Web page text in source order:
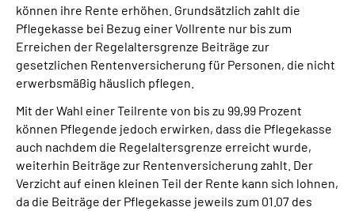
Online-Services
Suche
Language
Inhalte in Gebärdensprache (DGS)
Leichte Sprache
können ihre Rente erhöhen. Grundsätzlich zahlt die
Pflegekasse bei Bezug einer Vollrente nur bis zum
Erreichen der Regelaltersgrenze Beiträge zur
gesetzlichen Rentenversicherung für Personen, die nicht
erwerbsmäßig häuslich pflegen.
Mit der Wahl einer Teilrente von bis zu 99,99 Prozent
können Pflegende jedoch erwirken, dass die Pflegekasse
auch nachdem die Regelaltersgrenze erreicht wurde,
weiterhin Beiträge zur Rentenversicherung zahlt. Der
Verzicht auf einen kleinen Teil der Rente kann sich lohnen,
da die Beiträge der Pflegekasse jeweils zum 01.07 des